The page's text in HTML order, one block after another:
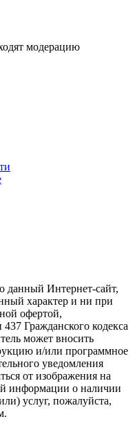
модерацию
данный Интернет-сайт,
характер и ни при
офертой,
Гражданского кодекса
мoжeт внocить
и/или пpoгpaммнoe
yвeдoмлeния
от изображения на
информации о наличии
услуг, пожалуйста,